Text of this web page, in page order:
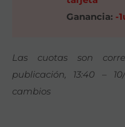
Ganancia: -
Las cuotas son
publicación, 13:40 –
cambios